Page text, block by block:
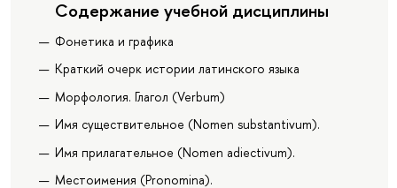
Содержание учебной дисциплины
Фонетика и графика
Краткий очерк истории латинского языка
Морфология. Глагол (Verbum)
Имя существительное (Nomen substantivum).
Имя прилагательное (Nomen adiectivum).
Местоимения (Pronomina).